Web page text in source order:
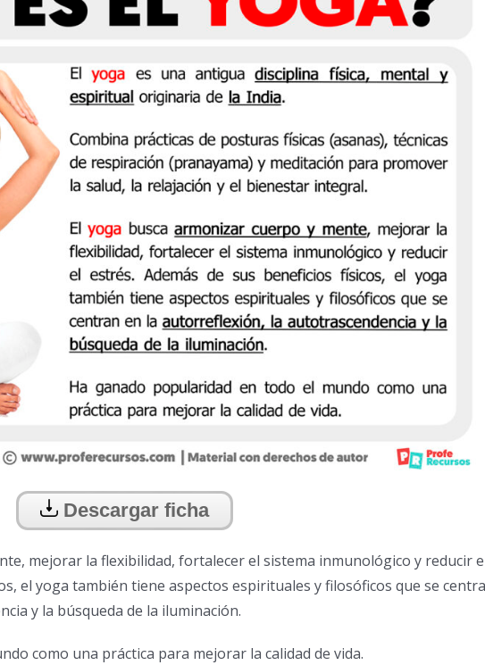
Descargar ficha
mejorar la flexibilidad, fortalecer el sistema inmunológico y reducir
el yoga también tiene aspectos espirituales y filosóficos que se
y la búsqueda de la iluminación.
como una práctica para mejorar la calidad de vida.